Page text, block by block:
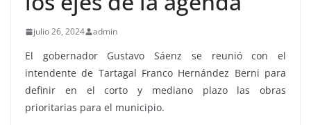
julio 26, 2024 admin
El gobernador Gustavo Sáenz se reunió con el
intendente de Tartagal Franco Hernández Berni para
definir en el corto y mediano plazo las obras
prioritarias para el municipio.